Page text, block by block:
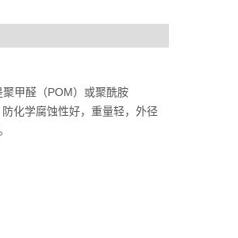
甲醛（POM）或聚酰胺
化学腐蚀性好，重量轻，外径